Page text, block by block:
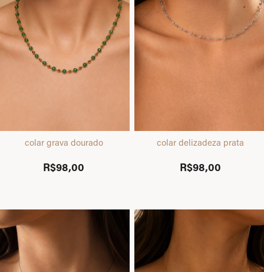
colar grava dourado
R$98,00
colar delizadeza prata
R$98,00